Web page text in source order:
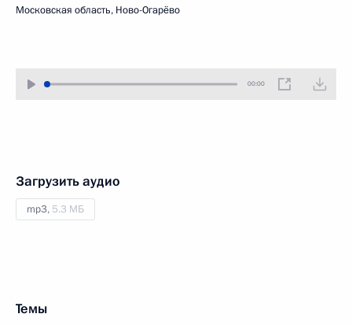
Московская область, Ново-Огарёво
00:00
Загрузить аудио
mp3, 5.3 МБ
Темы